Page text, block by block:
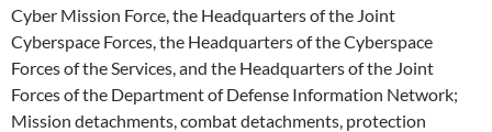
Cyber Mission Force, the Headquarters of the Joint
Cyberspace Forces, the Headquarters of the Cyberspace
Forces of the Services, and the Headquarters of the Joint
Forces of the Department of Defense Information Network;
Mission detachments, combat detachments, protection